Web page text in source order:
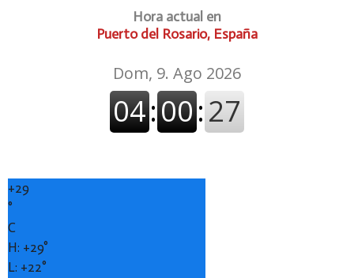
Hora actual en
Puerto del Rosario, España
+29
°
C
H: +29°
L: +22°